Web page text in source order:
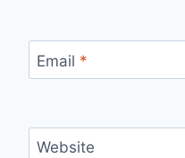
Email *
Website